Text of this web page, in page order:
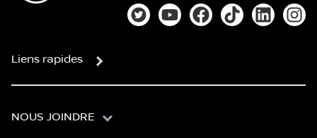
Lien vers notre compte Twitter
Lien vers notre chaîne
Lien vers notre page
Lien vers notre
Lien vers
Liens rapides
NOUS JOINDRE